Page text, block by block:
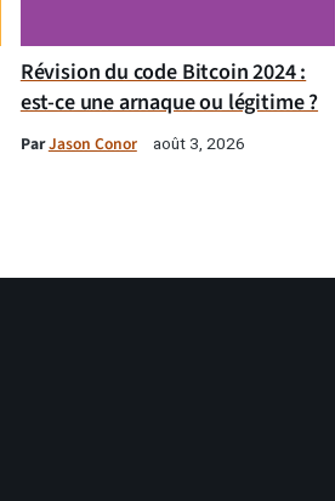
Révision du code Bitcoin 2024 :
est-ce une arnaque ou légitime ?
ParJason Conor août 3, 2026